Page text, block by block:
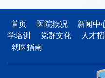
首页 医院概况 新闻中
学培训
党群文化 人才
就医指南